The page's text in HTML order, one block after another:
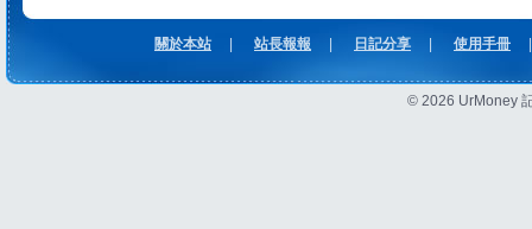
關於本站 站長報報 日記分享 使用手冊
© 2026 UrMoney